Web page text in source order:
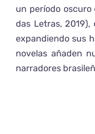
un período oscuro
das Letras,
expandiendo sus
novelas añaden
narradores